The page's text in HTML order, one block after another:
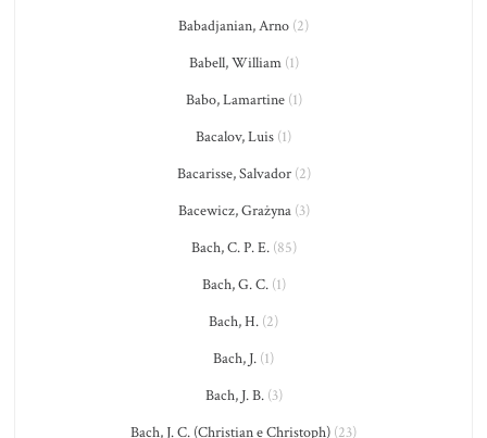
Babadjanian, Arno (2)
Babell, William(1)
Babo, Lamartine(1)
Bacalov, Luis (1)
Bacarisse, Salvador(2)
Bacewicz, Grażyna(3)
Bach, C. P. E.(85)
Bach, G. C.(1)
Bach, H. (2)
Bach, J. (1)
Bach, J. B.(3)
Bach, J. C. (Christian e Christoph) (23)